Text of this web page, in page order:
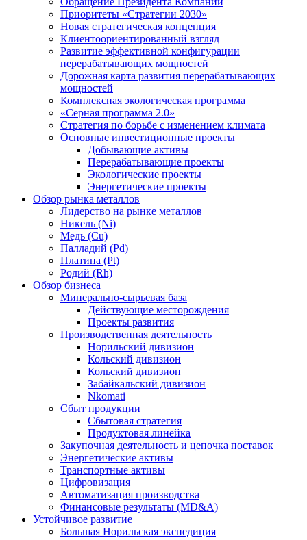
Приоритеты «Стратегии 2030»
Новая стратегическая концепция
Клиентоориентированный взгляд
Развитие эффективной конфигурации
перерабатывающих мощностей
Дорожная карта развития перерабатывающих
мощностей
Комплексная экологическая программа
«Серная программа 2.0»
Стратегия по борьбе с изменением климата
Основные инвестиционные проекты
Добывающие активы
Перерабатывающие проекты
Экологические проекты
Энергетические проекты
Обзор рынка металлов
Лидерство на рынке металлов
Никель (Ni)
Медь (Cu)
Палладий (Pd)
Платина (Pt)
Родий (Rh)
Обзор бизнеса
Минерально-сырьевая база
Действующие месторождения
Проекты развития
Производственная деятельность
Норильский дивизион
Кольский дивизион
Кольский дивизион
Забайкальский дивизион
Nkomati
Сбыт продукции
Сбытовая стратегия
Продуктовая линейка
Закупочная деятельность и цепочка поставок
Энергетические активы
Транспортные активы
Цифровизация
Автоматизация производства
Финансовые результаты (MD&A)
Устойчивое развитие
Большая Норильская экспедиция